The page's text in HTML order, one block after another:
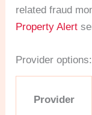
related fraud
Property Alert
Provider
Provider